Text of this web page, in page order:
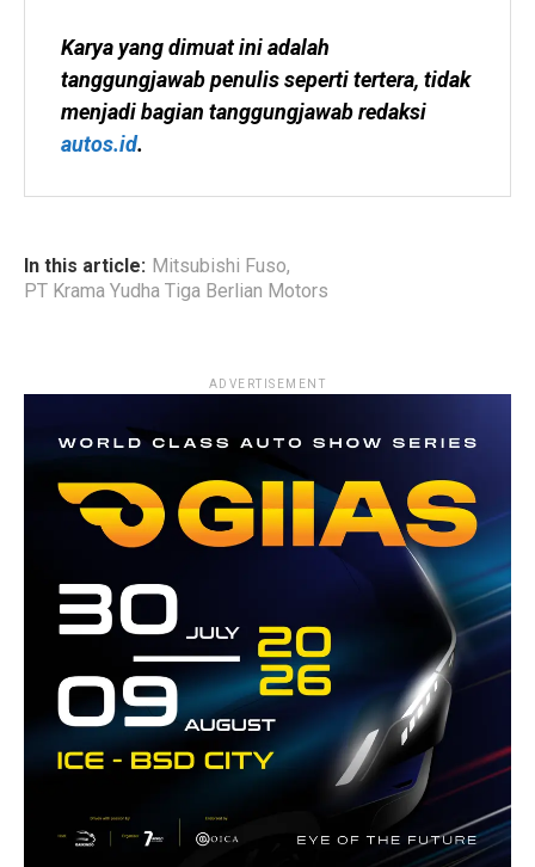
Karya yang dimuat ini adalah
tanggungjawab penulis seperti tertera, tidak
autos.id.
In this article: Mitsubishi Fuso,
PT Krama Yudha Tiga Berlian Motors
ADVERTISEMENT